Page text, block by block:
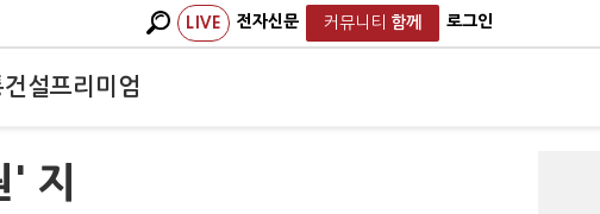
LIVE 전자신문 커뮤니티 함께 로그인
건설프리미엄
지